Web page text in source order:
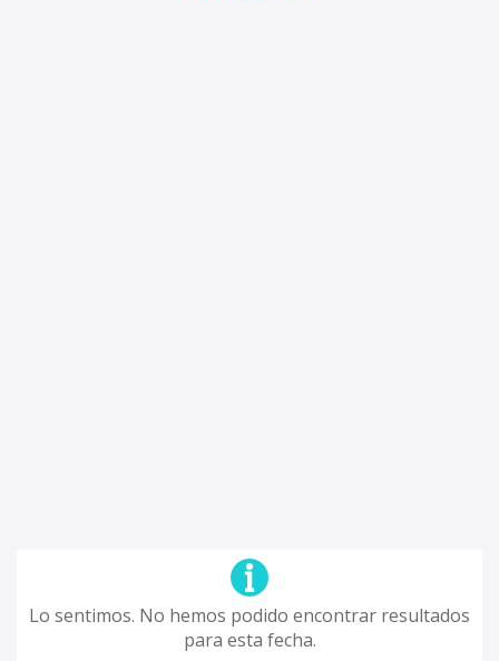
Lo sentimos. No hemos podido encontrar resultados
para esta fecha.